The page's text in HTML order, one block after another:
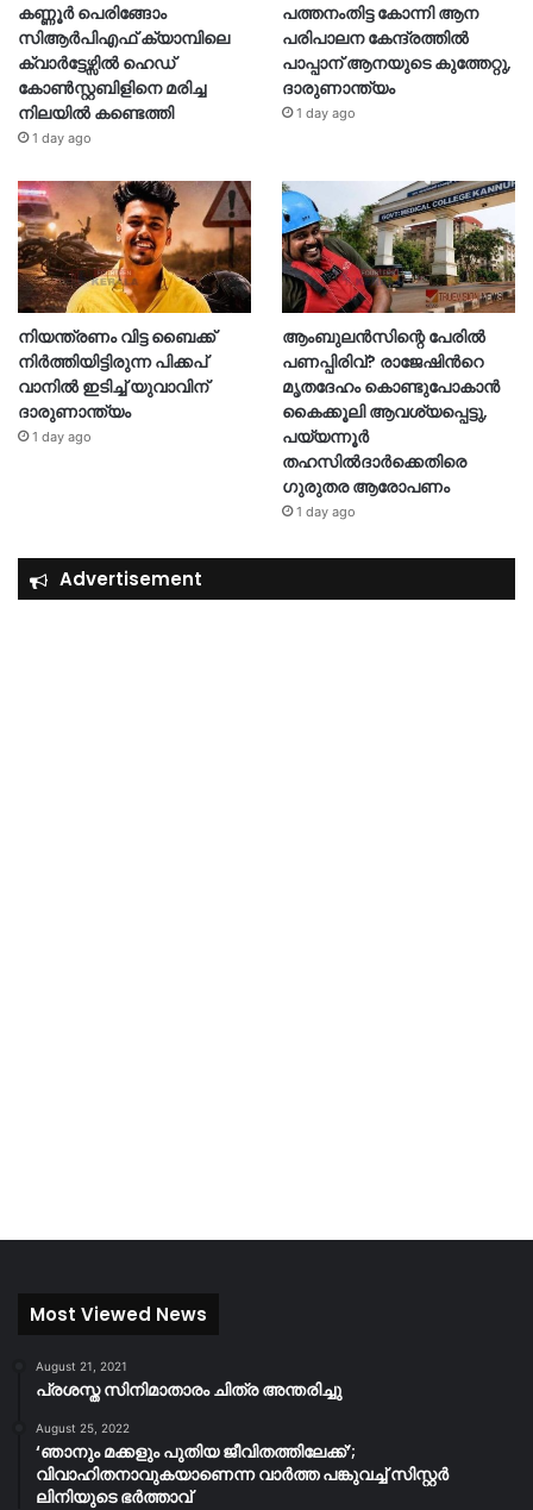
കണ്ണൂർ പെരിങ്ങോം
സിആർപിഎഫ് ക്യാമ്പിലെ
ക്വാർട്ടേഴ്സിൽ ഹെഡ്
കോൺസ്റ്റബിളിനെ മരിച്ച
നിലയിൽ കണ്ടെത്തി
1 day ago
പത്തനംതിട്ട കോന്നി ആന
പരിപാലന കേന്ദ്രത്തിൽ
പാപ്പാന് ആനയുടെ കുത്തേറ്റു,
ദാരുണാന്ത്യം
1 day ago
നിയന്ത്രണം വിട്ട ബൈക്ക്
നിർത്തിയിട്ടിരുന്ന പിക്കപ്
വാനിൽ ഇടിച്ച് യുവാവിന്
ദാരുണാന്ത്യം
1 day ago
ആംബുലൻസിന്റെ പേരിൽ
പണപ്പിരിവ്? രാജേഷിന്‍റെ
മൃതദേഹം കൊണ്ടുപോകാൻ
കൈക്കൂലി ആവശ്യപ്പെട്ടു,
പയ്യന്നൂർ
തഹസിൽദാർക്കെതിരെ
ഗുരുതര ആരോപണം
1 day ago
Advertisement
Most Viewed News
August 21, 2021
പ്രശസ്ത സിനിമാതാരം ചിത്ര അന്തരിച്ചു
August 25, 2022
‘ഞാനും മക്കളും പുതിയ ജീവിതത്തിലേക്ക്’;
വിവാഹിതനാവുകയാണെന്ന വാർത്ത പങ്കുവച്ച് സിസ്റ്റർ
ലിനിയുടെ ഭർത്താവ്